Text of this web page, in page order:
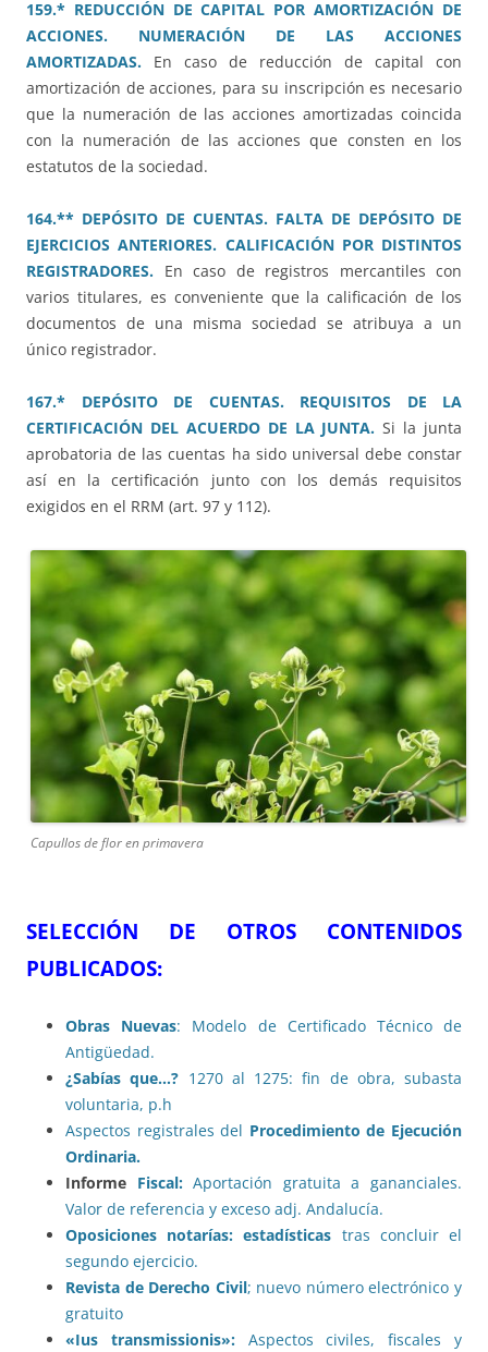
159.* REDUCCIÓN DE CAPITAL POR AMORTIZACIÓN DE
ACCIONES. NUMERACIÓN DE LAS ACCIONES
AMORTIZADAS. En caso de reducción de capital con
amortización de acciones, para su inscripción es necesario
que la numeración de las acciones amortizadas coincida
con la numeración de las acciones que consten en los
estatutos de la sociedad.
164.** DEPÓSITO DE CUENTAS. FALTA DE DEPÓSITO DE
EJERCICIOS ANTERIORES. CALIFICACIÓN POR DISTINTOS
REGISTRADORES. En caso de registros mercantiles con
varios titulares, es conveniente que la calificación de los
documentos de una misma sociedad se atribuya a un
único registrador.
167.* DEPÓSITO DE CUENTAS. REQUISITOS DE LA
CERTIFICACIÓN DEL ACUERDO DE LA JUNTA. Si la junta
aprobatoria de las cuentas ha sido universal debe constar
así en la certificación junto con los demás requisitos
exigidos en el RRM (art. 97 y 112).
Capullos de flor en primavera
SELECCIÓN DE OTROS CONTENIDOS
PUBLICADOS:
Obras Nuevas: Modelo de Certificado Técnico de
Antigüedad.
¿Sabías que…? 1270 al 1275: fin de obra, subasta
voluntaria, p.h
Aspectos registrales del Procedimiento de Ejecución
Ordinaria.
Informe Fiscal:Aportación gratuita a gananciales.
Valor de referencia y exceso adj. Andalucía.
Oposiciones notarías: estadísticas tras concluir el
segundo ejercicio.
Revista de Derecho Civil; nuevo número electrónico y
gratuito
«Ius transmissionis»: Aspectos civiles, fiscales y